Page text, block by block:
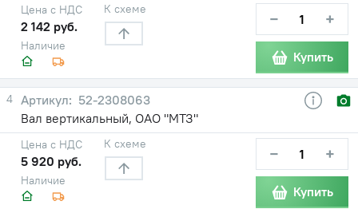
Наличие
Цена с НДС
2 142 руб.
К схеме − +
Купить
4
52-2308063
Вал вертикальный, ОАО "МТЗ"
Наличие
Цена с НДС
5 920 руб.
К схеме − +
Купить